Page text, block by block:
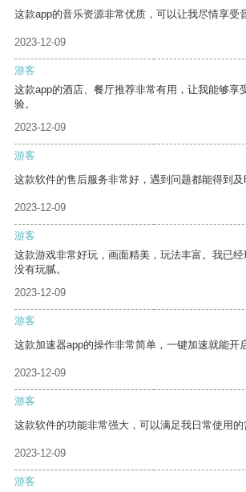
这款app的音乐资源非常优质，可以让我尽情享受
2023-12-09
游客
这款app的酒店、餐厅推荐非常有用，让我能够享
验。
2023-12-09
游客
这款软件的售后服务非常好，遇到问题都能得到及
2023-12-09
游客
这款游戏非常好玩，画面精美，玩法丰富。我已
没有玩腻。
2023-12-09
游客
这款加速器app的操作非常简单，一键加速就能开
2023-12-09
游客
这款软件的功能非常强大，可以满足我日常使用的
2023-12-09
游客